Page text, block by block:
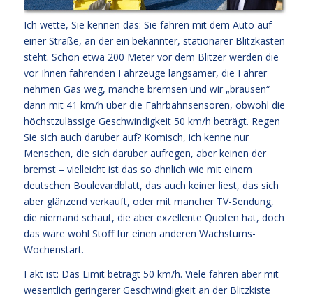
Ich wette, Sie kennen das: Sie fahren mit dem Auto auf
einer Straße, an der ein bekannter, stationärer Blitzkasten
steht. Schon etwa 200 Meter vor dem Blitzer werden die
vor Ihnen fahrenden Fahrzeuge langsamer, die Fahrer
nehmen Gas weg, manche bremsen und wir „brausen“
dann mit 41 km/h über die Fahrbahnsensoren, obwohl die
höchstzulässige Geschwindigkeit 50 km/h beträgt. Regen
Sie sich auch darüber auf? Komisch, ich kenne nur
Menschen, die sich darüber aufregen, aber keinen der
bremst – vielleicht ist das so ähnlich wie mit einem
deutschen Boulevardblatt, das auch keiner liest, das sich
aber glänzend verkauft, oder mit mancher TV-Sendung,
die niemand schaut, die aber exzellente Quoten hat, doch
das wäre wohl Stoff für einen anderen Wachstums-
Wochenstart.
Fakt ist: Das Limit beträgt 50 km/h. Viele fahren aber mit
wesentlich geringerer Geschwindigkeit an der Blitzkiste